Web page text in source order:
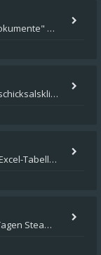
Wenn das Speil installiert ist, müsste unter "Dokumente" auf Deinem Rechner ein Verzeichnis "blade of destiny" sein. Dar
wollte fragen wie kann ich mods für das spiel schicksalsklinge in das spieleverzeichnis kopieren und in welches
Und hier das Gesamtpaket plus Übersicht als Excel-Tabelle: https://forum.schicksalsklinge.com/viewtopic.php?f=239&t=156
Die zwölfe zum Gruß! Ich habe in den letzten Tagen Steam auf meinem Desktop PC mit Windows 11 installiert und über Steam